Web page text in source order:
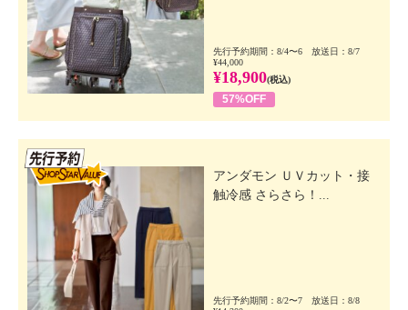
先行予約期間：8/4〜6 放送日：8/7
¥44,000
¥18,900(税込)
57%OFF
アンダモン ＵＶカット・接
触冷感 さらさら！...
先行予約期間：8/2〜7 放送日：8/8